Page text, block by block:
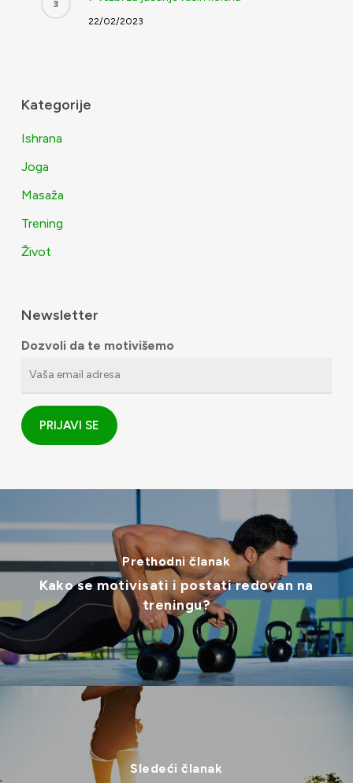
22/02/2023
Kategorije
Ishrana
Joga
Masaža
Trening
Život
Newsletter
Dozvoli da te motivišemo
Prethodni članak
Kako se motivisati i postati redovan na
treningu?
Sledeći članak